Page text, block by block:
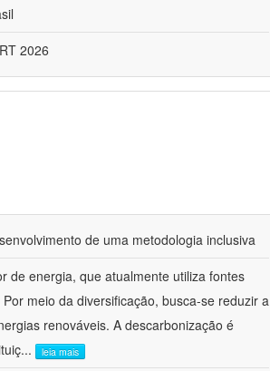
2026
de uma metodologia inclusiva
de energia, que atualmente utiliza fontes
meio da diversificação, busca-se reduzir a
renováveis. A descarbonização é
... leia mais